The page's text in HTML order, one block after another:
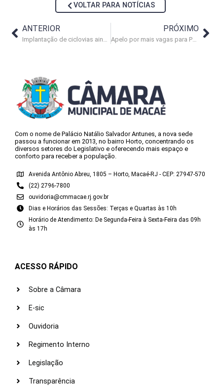
VOLTAR PARA NOTÍCIAS
ANTERIOR PRÓXIMO
Apelo por mais vagas para PcDs é destaque em debate na Câmara
Com o nome de Palácio Natálio Salvador Antunes, a nova sede
passou a funcionar em 2013, no bairro Horto, concentrando os
diversos setores do Legislativo e oferecendo mais espaço e
conforto para receber a população.
Avenida Antônio Abreu, 1805 – Horto, Macaé-RJ - CEP: 27947-570
(22) 2796-7800
ouvidoria@cmmacae.rj.gov.br
Dias e Horários das Sessões: Terças e Quartas às 10h
Horário de Atendimento: De Segunda-Feira à Sexta-Feira das 09h
às 17h
ACESSO RÁPIDO
Sobre a Câmara
E-sic
Ouvidoria
Regimento Interno
Legislação
Transparência